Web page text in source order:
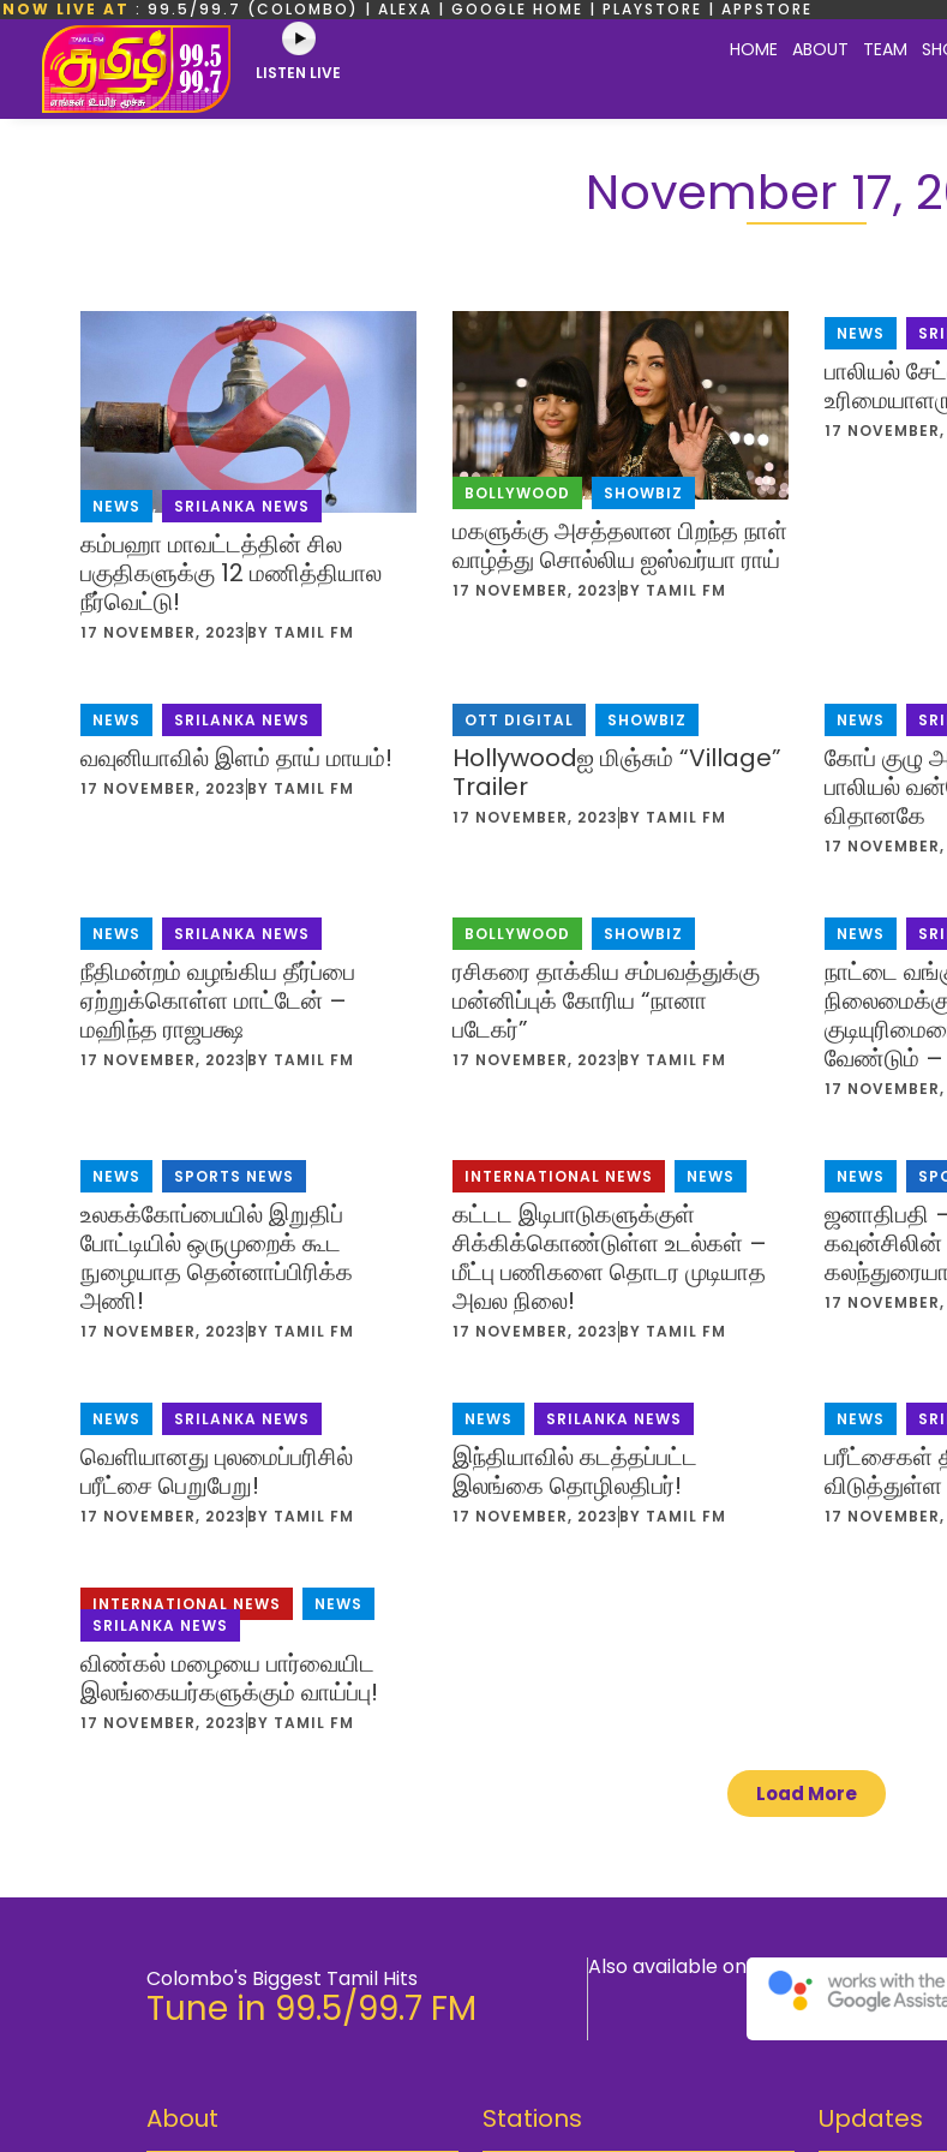
NOW LIVE AT : 99.5/99.7 (COLOMBO) | ALEXA | GOOGLE HOME | PLAYSTORE | APPSTORE
LISTEN LIVE
HOME ABOUT TEAM
November 17,
NEWS , SRILANKA NEWS
கம்பஹா மாவட்டத்தின் சில
பகுதிகளுக்கு 12 மணித்தியால
நீர்வெட்டு!
17 NOVEMBER, 2023 BY TAMIL FM
BOLLYWOOD , SHOWBIZ
மகளுக்கு அசத்தலான பிறந்த நாள்
வாழ்த்து சொல்லிய ஐஸ்வர்யா ராய்
17 NOVEMBER, 2023 BY TAMIL FM
NEWS
பாலியல்
17
NEWS SRILANKA NEWS
வவுனியாவில் இளம் தாய் மாயம்!
17 NOVEMBER, 2023 BY TAMIL FM
OTT DIGITAL SHOWBIZ
Hollywoodஐ மிஞ்சும் “Village”
Trailer
17 NOVEMBER, 2023 BY TAMIL FM
NEWS
கோப் குழு
பாலியல்
விதானகே
17
NEWS SRILANKA NEWS
நீதிமன்றம் வழங்கிய தீர்ப்பை
ஏற்றுக்கொள்ள மாட்டேன் –
மஹிந்த ராஜபக்ஷ
17 NOVEMBER, 2023 BY TAMIL FM
BOLLYWOOD SHOWBIZ
ரசிகரை தாக்கிய சம்பவத்துக்கு
மன்னிப்புக் கோரிய “நானா
படேகர்”
17 NOVEMBER, 2023 BY TAMIL FM
NEWS
நாட்டை
வேண்டும் –
17
NEWS SPORTS NEWS
உலகக்கோப்பையில் இறுதிப்
போட்டியில் ஒருமுறைக் கூட
நுழையாத தென்னாப்பிரிக்க
அணி!
17 NOVEMBER, 2023 BY TAMIL FM
INTERNATIONAL NEWS NEWS
கட்டட இடிபாடுகளுக்குள்
சிக்கிக்கொண்டுள்ள உடல்கள் –
மீட்பு பணிகளை தொடர முடியாத
அவல நிலை!
17 NOVEMBER, 2023 BY TAMIL FM
NEWS
ஜனாதிபதி
17
NEWS SRILANKA NEWS
வெளியானது புலமைப்பரிசில்
பரீட்சை பெறுபேறு!
17 NOVEMBER, 2023 BY TAMIL FM
NEWS SRILANKA NEWS
இந்தியாவில் கடத்தப்பட்ட
இலங்கை தொழிலதிபர்!
17 NOVEMBER, 2023 BY TAMIL FM
NEWS
விடுத்துள்ள
17
INTERNATIONAL NEWS NEWS
SRILANKA NEWS
விண்கல் மழையை பார்வையிட
இலங்கையர்களுக்கும் வாய்ப்பு!
17 NOVEMBER, 2023 BY TAMIL FM
Load More
Colombo's Biggest Tamil Hits
Tune in 99.5/99.7 FM
Also available on
About Stations Updates